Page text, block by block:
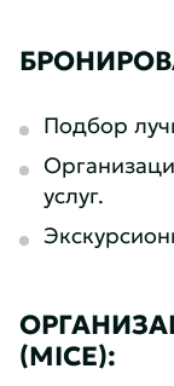
Подбор
услуг.
(MICE):